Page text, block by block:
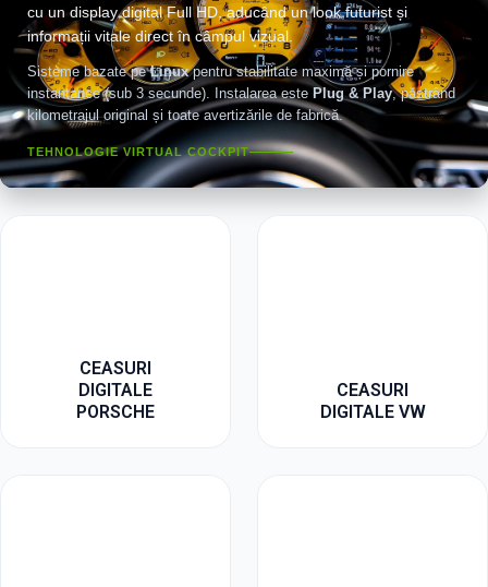
cu un display digital Full HD, aducând un look futurist și
informații vitale direct în câmpul vizual.
Sisteme bazate peLinuxpentru stabilitate maximă și pornire
instantanee (sub 3 secunde). Instalarea este Plug & Play, păstrând
kilometrajul original și toate avertizările de fabrică.
TEHNOLOGIE VIRTUAL COCKPIT
CEASURI
DIGITALE
PORSCHE
CEASURI
DIGITALE VW